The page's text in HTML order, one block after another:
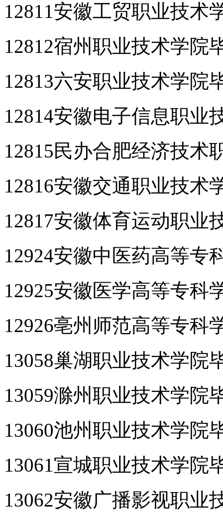
12811安徽工贸职业技术
12812宿州职业技术学院
12813六安职业技术学院
12814安徽电子信息职业
12815民办合肥经济技术
12816安徽交通职业技术
12817安徽体育运动职业
12924安徽中医药高等专
12925安徽医学高等专科
12926亳州师范高等专科
13058巢湖职业技术学院
13059滁州职业技术学院
13060池州职业技术学院
13061宣城职业技术学院
13062安徽广播影视职业